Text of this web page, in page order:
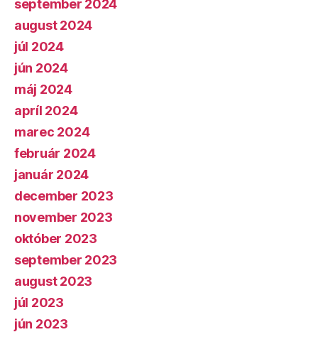
september 2024
august 2024
júl 2024
jún 2024
máj 2024
apríl 2024
marec 2024
február 2024
január 2024
december 2023
november 2023
október 2023
september 2023
august 2023
júl 2023
jún 2023